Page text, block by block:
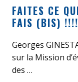
FAITES CE
FAIS (BIS)
Georges
sur la Mission
des …